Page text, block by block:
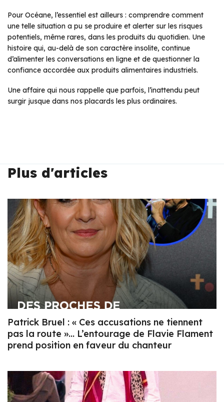
Pour Océane, l’essentiel est ailleurs : comprendre comment
une telle situation a pu se produire et alerter sur les risques
potentiels, même rares, dans les produits du quotidien. Une
histoire qui, au-delà de son caractère insolite, continue
d’alimenter les conversations en ligne et de questionner la
confiance accordée aux produits alimentaires industriels.
Une affaire qui nous rappelle que parfois, l’inattendu peut
surgir jusque dans nos placards les plus ordinaires.
Plus d'articles
Patrick Bruel : « Ces accusations ne tiennent
pas la route »… L’entourage de Flavie Flament
prend position en faveur du chanteur